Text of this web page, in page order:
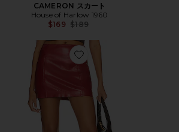
CAMERON スカート
House of Harlow 1960
$169 Previous price:
$189
Favorite BORDEAUX スカート